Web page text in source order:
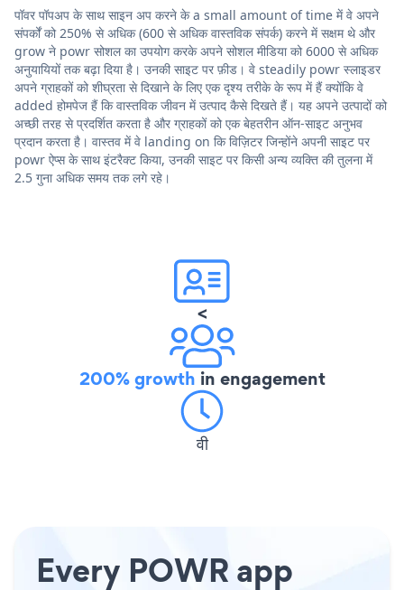
पॉवर पॉपअप के साथ साइन अप करने के a small amount of time में वे अपने
संपर्कों को 250% से अधिक (600 से अधिक वास्तविक संपर्क) करने में सक्षम थे और
grow ने powr सोशल का उपयोग करके अपने सोशल मीडिया को 6000 से अधिक
अनुयायियों तक बढ़ा दिया है। उनकी साइट पर फ़ीड। वे steadily powr स्लाइडर
अपने ग्राहकों को शीघ्रता से दिखाने के लिए एक दृश्य तरीके के रूप में हैं क्योंकि वे
added होमपेज हैं कि वास्तविक जीवन में उत्पाद कैसे दिखते हैं। यह अपने उत्पादों को
अच्छी तरह से प्रदर्शित करता है और ग्राहकों को एक बेहतरीन ऑन-साइट अनुभव
प्रदान करता है। वास्तव में वे landing on कि विज़िटर जिन्होंने अपनी साइट पर
powr ऐप्स के साथ इंटरैक्ट किया, उनकी साइट पर किसी अन्य व्यक्ति की तुलना में
2.5 गुना अधिक समय तक लगे रहे।
<
200% growth in engagement
वी
Every POWR app